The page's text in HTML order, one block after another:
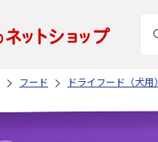
フード ドライフード（犬用）